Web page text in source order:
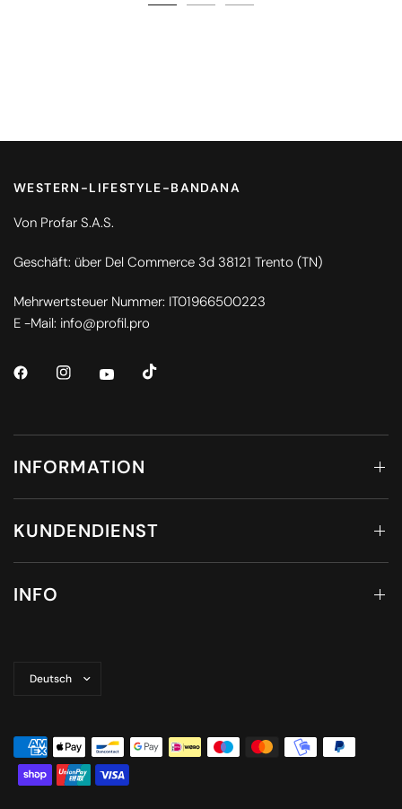
WESTERN-LIFESTYLE-BANDANA
Von Profar S.A.S.
Geschäft: über Del Commerce 3d 38121 Trento (TN)
Mehrwertsteuer Nummer: IT01966500223
E -Mail: info@profil.pro
INFORMATION
KUNDENDIENST
INFO
aktualisieren